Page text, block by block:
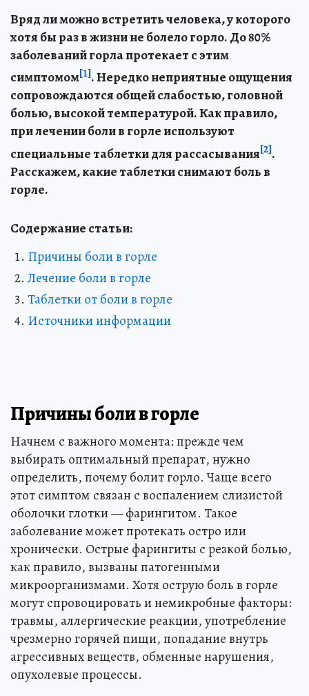
Вряд ли можно встретить человека, у которого
хотя бы раз в жизни не болело горло. До 80%
заболеваний горла протекает с этим
симптомом[1]. Нередко неприятные ощущения
сопровождаются общей слабостью, головной
болью, высокой температурой. Как правило,
при лечении боли в горле используют
специальные таблетки для рассасывания[2].
Расскажем, какие таблетки снимают боль в
горле.
Содержание статьи:
Причины боли в горле
Лечение боли в горле
Таблетки от боли в горле
Источники информации
Причины боли в горле
Начнем с важного момента: прежде чем
выбирать оптимальный препарат, нужно
определить, почему болит горло. Чаще всего
этот симптом связан с воспалением слизистой
оболочки глотки — фарингитом. Такое
заболевание может протекать остро или
хронически. Острые фарингиты с резкой болью,
как правило, вызваны патогенными
микроорганизмами. Хотя острую боль в горле
могут спровоцировать и немикробные факторы:
травмы, аллергические реакции, употребление
чрезмерно горячей пищи, попадание внутрь
агрессивных веществ, обменные нарушения,
опухолевые процессы.